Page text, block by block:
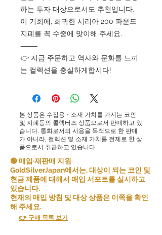
하는 투자 대상으로서도 추천입니다.
이 기회에, 희귀한 시리아 200 파운드
지폐를 꼭 수중에 맞이해 주세요.
⸻
👉 지금 주문하고 역사와 문화를 느끼
는 컬렉션을 충실하게합시다!
본 상품은 수집용・소재 가치를 가지는 코인
및 지폐등의 콜렉터즈 상품으로서 판매하고 있
습니다. 통화로서의 사용을 목적으로 한 판매
가 아니라, 컬렉션 및 소재 가치를 전제로 한 상
품으로서 취급하고 있습니다
🟢 매입·재판매 지원
GoldSilverJapan에서는, 대상이 되는 코인 및
현금 제품에 대해서 매입 서포트를 실시하고
있습니다.
현재의 매입 방침 및 대상 상품은 이쪽을 확인
해 주세요.
👉 구매 목록 보기